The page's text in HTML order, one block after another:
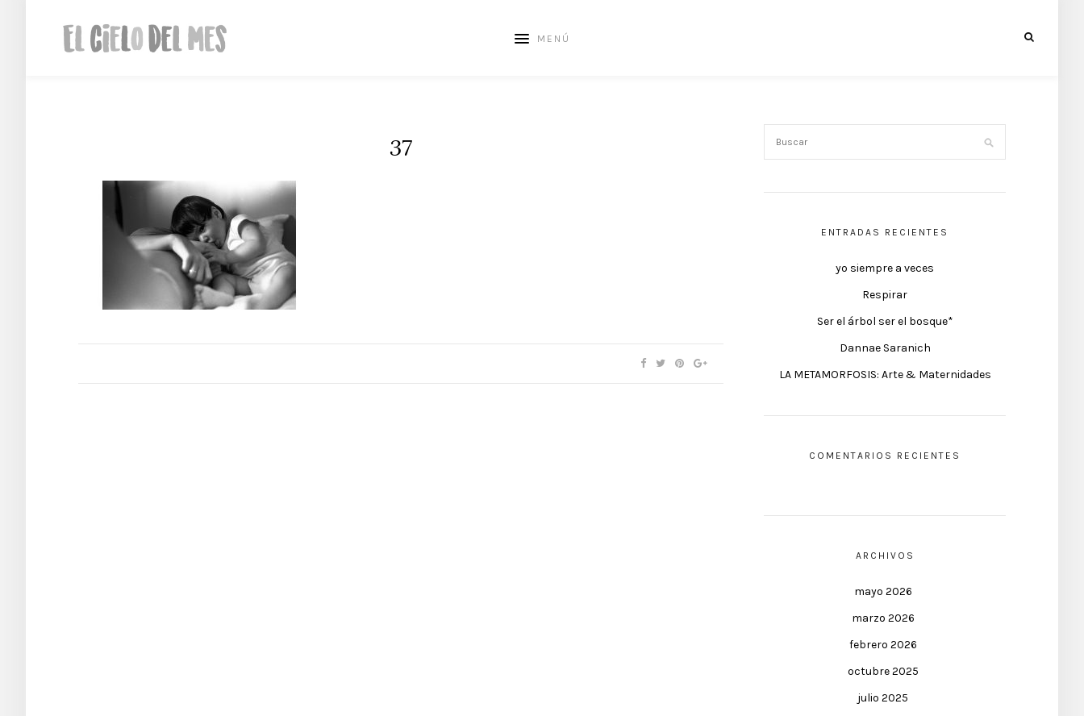
MENÚ
37
ENTRADAS RECIENTES
yo siempre a veces
Respirar
Ser el árbol ser el bosque*
Dannae Saranich
LA METAMORFOSIS: Arte & Maternidades
COMENTARIOS RECIENTES
ARCHIVOS
mayo 2026
marzo 2026
febrero 2026
octubre 2025
julio 2025